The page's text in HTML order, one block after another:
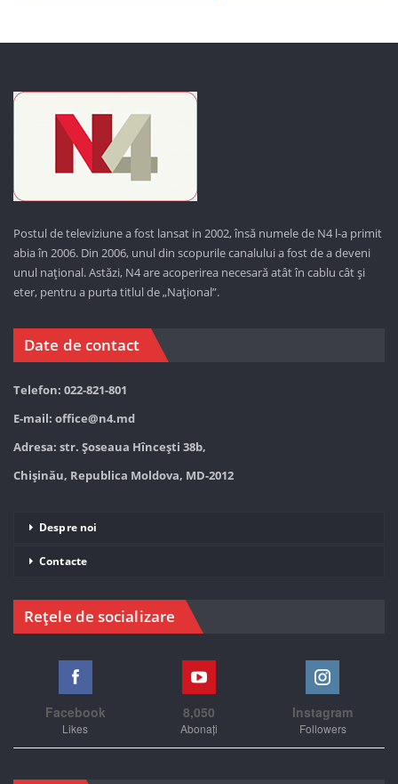
Postul de televiziune a fost lansat in 2002, însă numele de N4 l-a primit
abia în 2006. Din 2006, unul din scopurile canalului a fost de a deveni
unul național. Astăzi, N4 are acoperirea necesară atât în cablu cât și
eter, pentru a purta titlul de „Național”.
Date de contact
Telefon: 022-821-801
E-mail: office@n4.md
Adresa: str. Șoseaua Hînceşti 38b,
Chișinău, Republica Moldova, MD-2012
Despre noi
Contacte
Rețele de socializare
Facebook
Likes
8,050
Abonați
Instagram
Followers